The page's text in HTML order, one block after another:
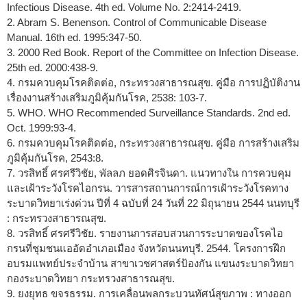
Infectious Disease. 4th ed. Volume No. 2:2414-2419.
2. Abram S. Benenson. Control of Communicable Disease
Manual. 16th ed. 1995:347-50.
3. 2000 Red Book. Report of the Committee on Infection Disease.
25th ed. 2000:438-9.
4. กรมควบคุมโรคติดต่อ, กระทรวงสาธารณสุข. คู่มือ การปฏิบัติงาน
เรื่องงานสร้างเสริมภูมิคุ้มกันโรค, 2538: 103-7.
5. WHO. WHO Recommended Surveillance Standards. 2nd ed.
Oct. 1999:93-4.
6. กรมควบคุมโรคติดต่อ, กระทรวงสาธารณสุข. คู่มือ การสร้างเสริม
ภูมิคุ้มกันโรค, 2543:8.
7. วรสิทธิ์ ศรศรีวิชัย, พัลลภ ยอดศิรจินดา. แนวทางใน การควบคุม
และเฝ้าระวังโรคไอกรน. วารสารสถานการณ์การเฝ้าระวังโรคทาง
ระบาดวิทยาเร่งด่วน ปีที่ 4 ฉบับที่ 24 วันที่ 22 มิถุนายน 2544 นนทบุรี
: กระทรวงสาธารณสุข.
8. วรสิทธิ์ ศรศรีวิชัย. รายงานการสอบสวนการระบาดของโรคไอ
กรนที่ชุมชนแออัดอำเภอเมือง จังหวัดนนทบุรี. 2544. โครงการฝึก
อบรมแพทย์ประจำบ้าน สาขาเวชศาสตร์ป้องกัน แขนงระบาดวิทยา
กองระบาดวิทยา กระทรวงสาธารณสุข.
9. ยงยุทธ ขจรธรรม. การเคลื่อนพลกระบวนทัศน์สุขภาพ : ทางออก